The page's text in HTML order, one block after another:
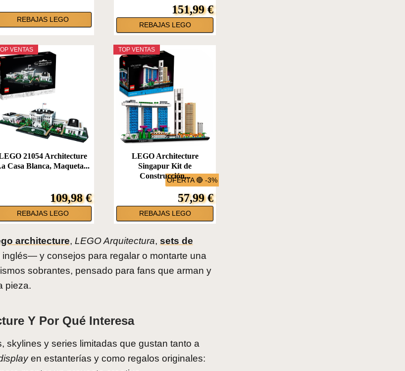
REBAJAS LEGO
151,99 €
REBAJAS LEGO
VENTAS
21054 Architecture
Casa Blanca, Maqueta...
109,98 €
REBAJAS LEGO
OFERTA 🔴 -3%
TOP VENTAS
LEGO Architecture
Singapur Kit de
Construcción...
57,99 €
REBAJAS LEGO
architecture, LEGO Arquitectura, sets de
y consejos para regalar o montarte una
sobrantes, pensado para fans que arman y
pieza.
Y Por Qué Interesa
skylines y series limitadas que gustan tanto a
en estanterías y como regalos originales: